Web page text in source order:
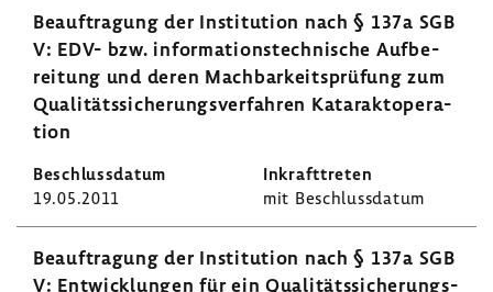
Beauf­tra­gung der Insti­tu­tion nach § 137a SGB
V: EDV- bzw. infor­ma­ti­ons­tech­ni­sche Aufbe­
rei­tung und deren Mach­bar­keits­prü­fung zum
Quali­täts­si­che­rungs­ver­fahren Kata­rakt­ope­ra­
tion
19.05.2011 mit Beschluss­datum
Beauf­tra­gung der Insti­tu­tion nach § 137a SGB
V: Entwick­lungen für ein Quali­täts­si­che­rungs­